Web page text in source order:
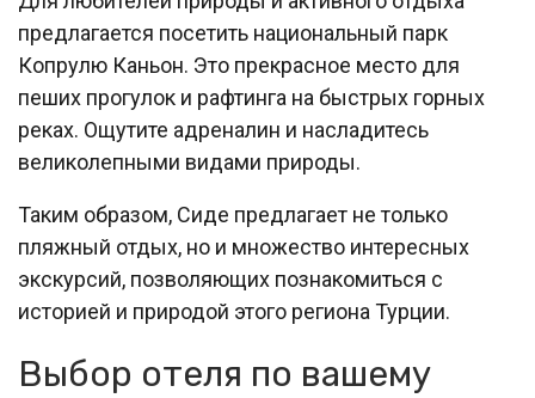
предлагается посетить национальный парк
Копрулю Каньон. Это прекрасное место для
пеших прогулок и рафтинга на быстрых горных
реках. Ощутите адреналин и насладитесь
великолепными видами природы.
Таким образом, Сиде предлагает не только
пляжный отдых, но и множество интересных
экскурсий, позволяющих познакомиться с
историей и природой этого региона Турции.
Выбор отеля по вашему